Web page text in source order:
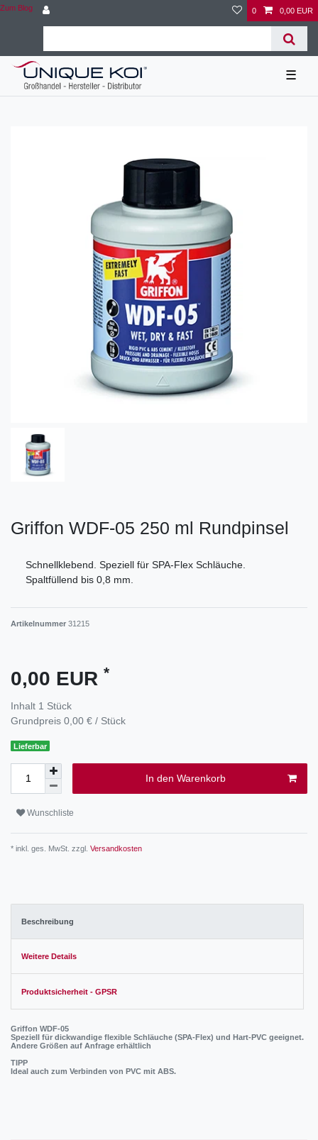
Zum Blog 0 0,00 EUR
☰
Griffon WDF-05 250 ml Rundpinsel
Schnellklebend. Speziell für SPA-Flex Schläuche.
Spaltfüllend bis 0,8 mm.
Artikelnummer 31215
0,00 EUR *
Inhalt 1 Stück
Grundpreis 0,00 € / Stück
Lieferbar
In den Warenkorb
Wunschliste
* inkl. ges. MwSt. zzgl. Versandkosten
Beschreibung
Weitere Details
Produktsicherheit - GPSR
Griffon WDF-05
Speziell für dickwandige flexible Schläuche (SPA-Flex) und Hart-PVC geeignet.
Andere Größen auf Anfrage erhältlich
TIPP
Ideal auch zum Verbinden von PVC mit ABS.